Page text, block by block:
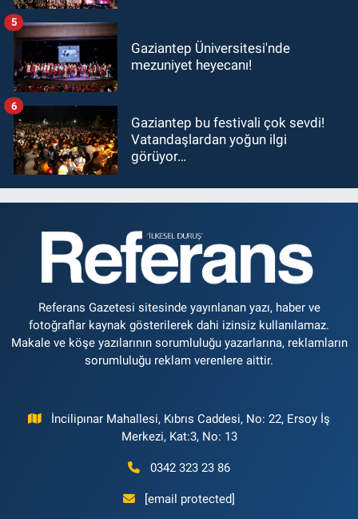
Gaziantep Üniversitesi'nde
mezuniyet heyecanı!
5
Gaziantep bu festivali çok sevdi!
Vatandaşlardan yoğun ilgi
görüyor…
6
Referans Gazetesi sitesinde yayınlanan yazı, haber ve
fotoğraflar kaynak gösterilerek dahi izinsiz kullanılamaz.
Makale ve köşe yazılarının sorumluluğu yazarlarına, reklamların
sorumluluğu reklam verenlere aittir.
İncilipınar Mahallesi, Kıbrıs Caddesi, No: 22, Ersoy İş
Merkezi, Kat:3, No: 13
0342 323 23 86
[email protected]